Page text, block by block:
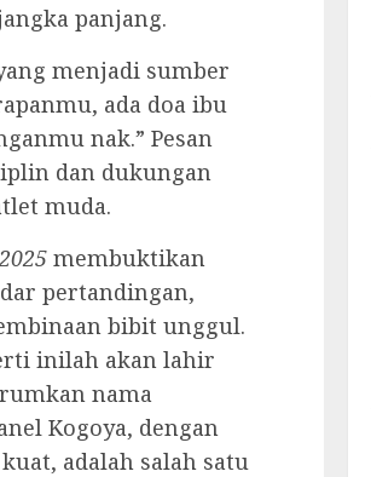
panjang.
menjadi sumber
ada doa ibu
nak.” Pesan
dan dukungan
muda.
membuktikan
pertandingan,
bibit unggul.
inilah akan lahir
nama
Kogoya, dengan
adalah salah satu